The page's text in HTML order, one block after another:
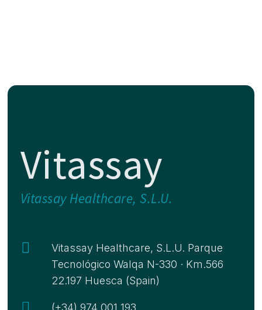
Vitassay
Vitassay Healthcare, S.L.U.

Vitassay Healthcare, S.L.U. Parque
Tecnológico Walqa N-330 · Km.566
22.197 Huesca (Spain)